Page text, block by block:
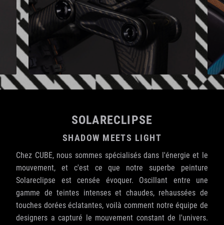
SOLARECLIPSE
SHADOW MEETS LIGHT
Chez CUBE, nous sommes spécialisés dans l'énergie et le
mouvement, et c'est ce que notre superbe peinture
Solareclipse est censée évoquer. Oscillant entre une
gamme de teintes intenses et chaudes, rehaussées de
touches dorées éclatantes, voilà comment notre équipe de
designers a capturé le mouvement constant de l'univers.